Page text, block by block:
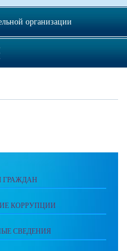
ГРАЖДАН
КОРРУПЦИИ
СВЕДЕНИЯ
организации